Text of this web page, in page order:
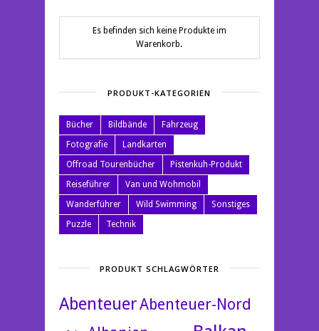
Es befinden sich keine Produkte im
Warenkorb.
PRODUKT-KATEGORIEN
Bücher Bildbände
Fahrzeug
Fotografie
Landkarten
Offroad Tourenbücher
Pistenkuh-Produkt
Reiseführer
Van und Wohmobil
Wanderführer
Wild Swimming
Sonstiges
Puzzle
Technik
PRODUKT SCHLAGWÖRTER
AbenteuerAbenteuer-Nord